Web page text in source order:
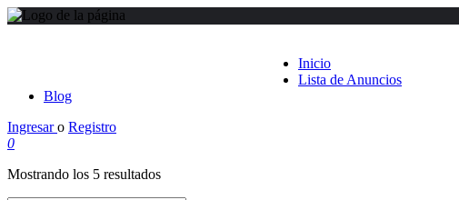
Inicio
Lista de Anuncios
Blog
Ingresaro Registro
0
Mostrando los 5 resultados